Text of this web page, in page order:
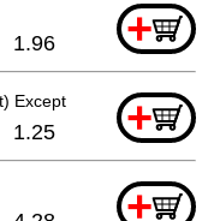
+
1.96
Except For Ind+
1.25
+